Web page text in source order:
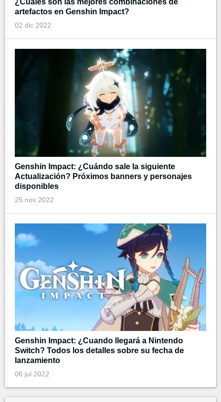
¿Cuáles son las mejores combinaciones de
artefactos en Genshin Impact?
02 dic 2022
Genshin Impact: ¿Cuándo sale la siguiente
Actualización? Próximos banners y personajes
disponibles
25 nov 2022
Genshin Impact: ¿Cuando llegará a Nintendo
Switch? Todos los detalles sobre su fecha de
lanzamiento
06 jul 2022